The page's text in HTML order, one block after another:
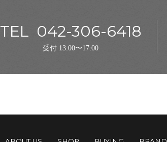
TEL 042-306-6418
受付 13:00〜17:00